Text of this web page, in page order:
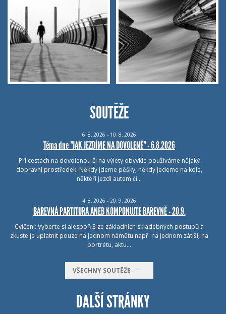
SOUTĚŽE
6. 8. 2026 - 10. 8. 2026
Téma dne "JAK JEZDÍME NA DOVOLENÉ" - 6.8.2026
Při cestách na dovolenou či na výlety obvykle používáme nějaký
dopravní prostředek. Někdy jdeme pěšky, někdy jedeme na kole,
někteří jezdí autem či…
4. 8. 2026 - 20. 9. 2026
BAREVNÁ PARTITURA ANEB KOMPONUJTE BAREVNĚ - 20.9.
Cvičení: Vyberte si alespoň 3 ze základních skladebných postupů a
zkuste je uplatnit pouze na jednom námětu např. na jednom zátiší, na
portrétu, aktu…
VŠECHNY SOUTĚŽE
DALŠÍ STRÁNKY